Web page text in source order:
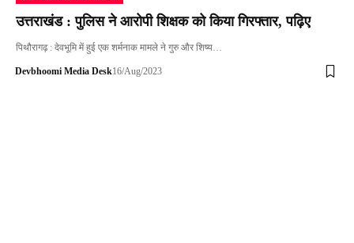
उत्तराखंड : पुलिस ने आरोपी शिक्षक को किया गिरफ्तार, पढ़िए
पिथौरागढ़ : देवभूमि में हुई एक शर्मनाक मामले ने गुरु और शिष्य…
Devbhoomi Media Desk16/Aug/2023